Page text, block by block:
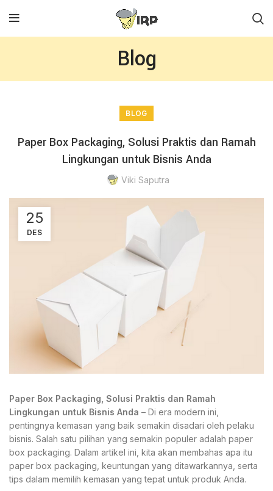
Blog
BLOG
Paper Box Packaging, Solusi Praktis dan Ramah
Lingkungan untuk Bisnis Anda
Viki Saputra
25
DES
Paper Box Packaging, Solusi Praktis dan Ramah
Lingkungan untuk Bisnis Anda – Di era modern ini,
pentingnya kemasan yang baik semakin disadari oleh pelaku
bisnis. Salah satu pilihan yang semakin populer adalah paper
box packaging. Dalam artikel ini, kita akan membahas apa itu
paper box packaging, keuntungan yang ditawarkannya, serta
tips dalam memilih kemasan yang tepat untuk produk Anda.